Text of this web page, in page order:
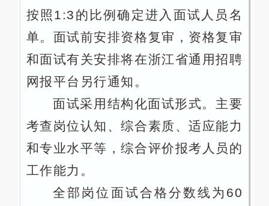
按照1:3的比例确定进入面试人员名
单。面试前安排资格复审，资格复审
和面试有关安排将在浙江省通用招聘
网报平台另行通知。
面试采用结构化面试形式。主要
考查岗位认知、综合素质、适应能力
和专业水平等，综合评价报考人员的
工作能力。
全部岗位面试合格分数线为60